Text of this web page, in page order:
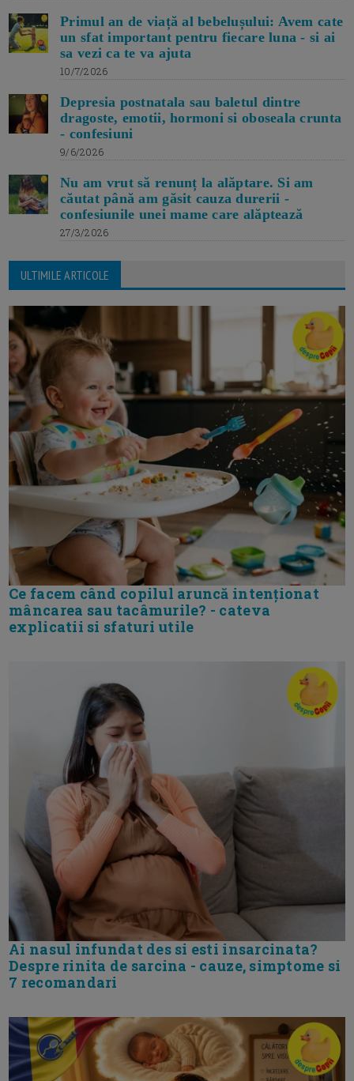
Primul an de viață al bebelușului: Avem cate
un sfat important pentru fiecare luna - si ai
sa vezi ca te va ajuta
10/7/2026
Depresia postnatala sau baletul dintre
dragoste, emotii, hormoni si oboseala crunta
- confesiuni
9/6/2026
Nu am vrut să renunț la alăptare. Si am
căutat până am găsit cauza durerii -
confesiunile unei mame care alăptează
27/3/2026
ULTIMILE ARTICOLE
Ce facem când copilul aruncă intenționat
mâncarea sau tacâmurile? - cateva
explicatii si sfaturi utile
Ai nasul infundat des si esti insarcinata?
Despre rinita de sarcina - cauze, simptome si
7 recomandari